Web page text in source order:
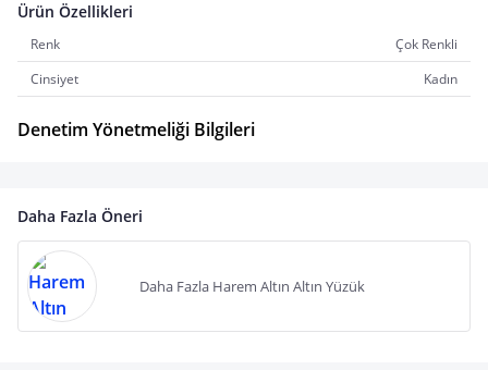
Ürün Özellikleri
Renk
Çok Renkli
Cinsiyet
Kadın
Denetim Yönetmeliği Bilgileri
Daha Fazla Öneri
Daha Fazla Harem Altın Altın Yüzük